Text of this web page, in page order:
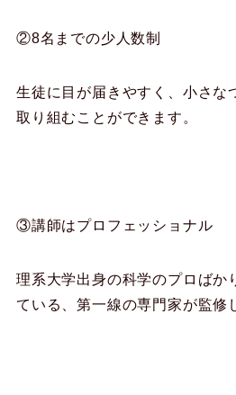
②8名までの少人数制
生徒に目が届きやすく、小さな
取り組むことができます。
③講師はプロフェッショナル
理系大学出身の科学のプロばか
ている、第一線の専門家が監修